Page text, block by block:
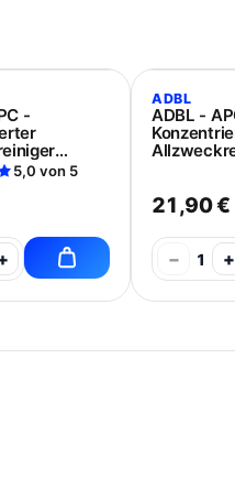
-
5,0 von 5
ADBL
ADBL -
21,90 €
− 1 +